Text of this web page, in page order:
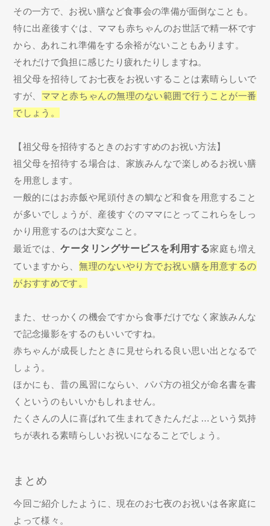
その一方で、お祝い膳など食事会の準備が面倒なことも。
特に出産後すぐは、ママも赤ちゃんのお世話で精一杯です
から、あれこれ準備をする余裕がないこともあります。
それだけで負担に感じたり疲れたりしますね。
祖父母を招待してお七夜をお祝いすることは素晴らしいで
すが、 ママと赤ちゃんの無理のない範囲で行うことが一番
でしょう。
【祖父母を招待するときのおすすめのお祝い方法】
祖父母を招待する場合は、家族みんなで楽しめるお祝い膳
を用意します。
一般的にはお赤飯や尾頭付きの鯛など和食を用意すること
が多いでしょうが、産後すぐのママにとってこれらをしっ
かり用意するのは大変なこと。
最近では、ケータリングサービスを利用する家庭も増え
ていますから、無理のないやり方でお祝い膳を用意するの
がおすすめです。
また、せっかくの機会ですから食事だけでなく家族みんな
で記念撮影をするのもいいですね。
赤ちゃんが成長したときに見せられる良い思い出となるで
しょう。
ほかにも、昔の風習にならい、パパ方の祖父が命名書を書
くというのもいいかもしれません。
たくさんの人に喜ばれて生まれてきたんだよ…という気持
ちが表れる素晴らしいお祝いになることでしょう。
まとめ
今回ご紹介したように、現在のお七夜のお祝いは各家庭に
よって様々。